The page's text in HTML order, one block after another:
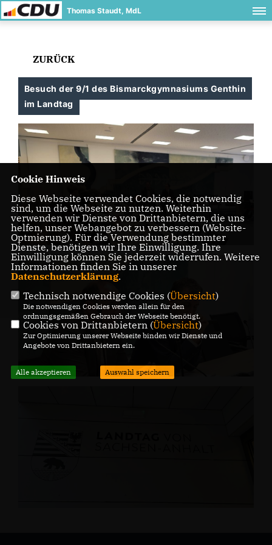
Thomas Staudt, MdL
ZURÜCK
Besuch der 9/1 des Bismarckgymnasiums Genthin
im Landtag
Cookie Hinweis
Diese Webseite verwendet Cookies, die notwendig
sind, um die Webseite zu nutzen. Weiterhin
verwenden wir Dienste von Drittanbietern, die uns
helfen, unser Webangebot zu verbessern (Website-
Optmierung). Für die Verwendung bestimmter
Dienste, benötigen wir Ihre Einwilligung. Ihre
Einwilligung können Sie jederzeit widerrufen. Weitere
Informationen finden Sie in unserer
Datenschutzerklärung.
Technisch notwendige Cookies (Übersicht)
Die notwendigen Cookies werden allein für den
ordnungsgemäßen Gebrauch der Webseite benötigt.
Cookies von Drittanbietern (Übersicht)
Zur Optimierung unserer Webseite binden wir Dienste und
Angebote von Drittanbietern ein.
Alle akzeptieren Auswahl speichern